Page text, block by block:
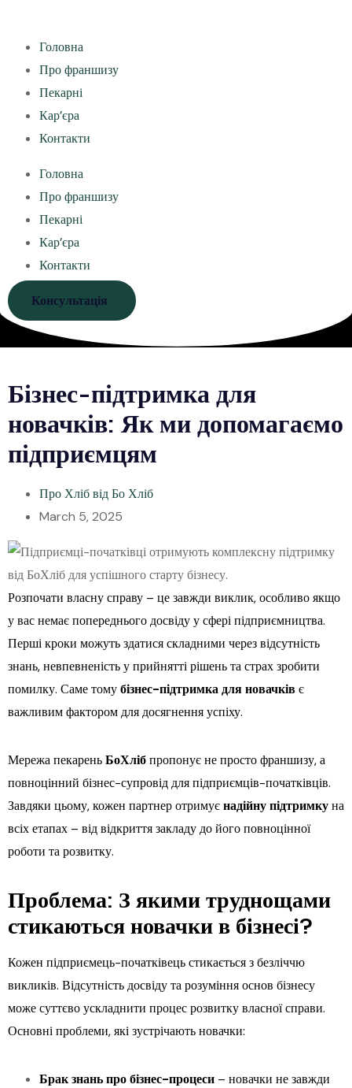
Головна
Про франшизу
Пекарні
Кар’єра
Контакти
Головна
Про франшизу
Пекарні
Кар’єра
Контакти
Консультація
Бізнес-підтримка для
новачків: Як ми допомагаємо
підприємцям
Про Хліб від Бо Хліб
March 5, 2025
Розпочати власну справу – це завжди виклик, особливо якщо
у вас немає попереднього досвіду у сфері підприємництва.
Перші кроки можуть здатися складними через відсутність
знань, невпевненість у прийнятті рішень та страх зробити
помилку. Саме томубізнес-підтримка для новачківє
важливим фактором для досягнення успіху.
Мережа пекареньБоХлібпропонує не просто франшизу, а
повноцінний бізнес-супровід для підприємців-початківців.
Завдяки цьому, кожен партнер отримуєнадійну підтримкуна
всіх етапах – від відкриття закладу до його повноцінної
роботи та розвитку.
Проблема: З якими труднощами
стикаються новачки в бізнесі?
Кожен підприємець-початківець стикається з безліччю
викликів. Відсутність досвіду та розуміння основ бізнесу
може суттєво ускладнити процес розвитку власної справи.
Основні проблеми, які зустрічають новачки:
Брак знань про бізнес-процеси – новачки не завжди